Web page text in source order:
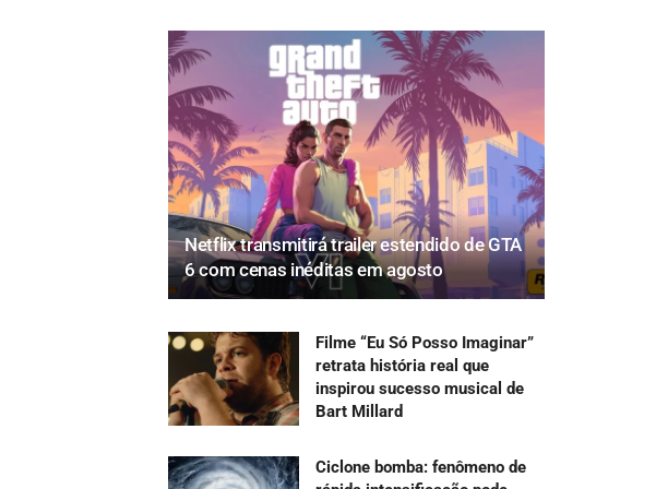
Netflix transmitirá trailer estendido de GTA
6 com cenas inéditas em agosto
Filme “Eu Só Posso Imaginar”
retrata história real que
inspirou sucesso musical de
Bart Millard
Ciclone bomba: fenômeno de